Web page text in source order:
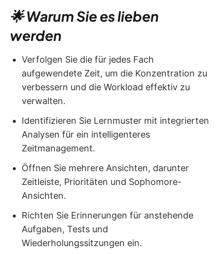
🌟 Warum Sie es lieben
werden
Verfolgen Sie die für jedes Fach
aufgewendete Zeit, um die Konzentration zu
verbessern und die Workload effektiv zu
verwalten.
Identifizieren Sie Lernmuster mit integrierten
Analysen für ein intelligenteres
Zeitmanagement.
Öffnen Sie mehrere Ansichten, darunter
Zeitleiste, Prioritäten und Sophomore-
Ansichten.
Richten Sie Erinnerungen für anstehende
Aufgaben, Tests und
Wiederholungssitzungen ein.